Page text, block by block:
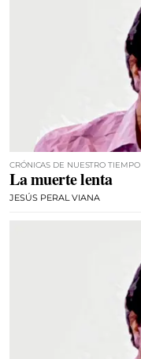
CRÓNICAS DE NUESTRO TIEMPO
La muerte lenta
JESÚS PERAL VIANA